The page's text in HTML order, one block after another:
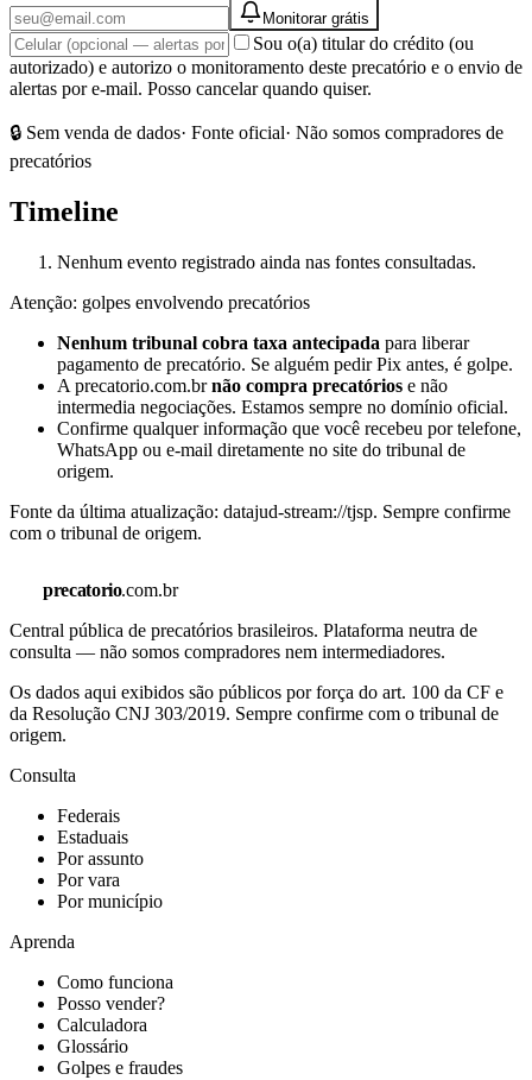
Monitorar grátis
Sou o(a) titular do crédito (ou
autorizado) e autorizo o monitoramento deste precatório e o envio de
alertas por e-mail. Posso cancelar quando quiser.
🔒 Sem venda de dados· Fonte oficial· Não somos compradores de
precatórios
Timeline
Nenhum evento registrado ainda nas fontes consultadas.
Atenção: golpes envolvendo precatórios
Nenhum tribunal cobra taxa antecipada para liberar
pagamento de precatório. Se alguém pedir Pix antes, é golpe.
A precatorio.com.brnão compra precatórios e não
intermedia negociações. Estamos sempre no domínio oficial.
Confirme qualquer informação que você recebeu por telefone,
WhatsApp ou e-mail diretamente no site do tribunal de
origem.
Fonte da última atualização: datajud-stream://tjsp. Sempre confirme
com o tribunal de origem.
precatorio.com.br
Central pública de precatórios brasileiros. Plataforma neutra de
consulta — não somos compradores nem intermediadores.
Os dados aqui exibidos são públicos por força do art. 100 da CF e
da Resolução CNJ 303/2019. Sempre confirme com o tribunal de
origem.
Consulta
Federais
Estaduais
Por assunto
Por vara
Por município
Aprenda
Como funciona
Posso vender?
Calculadora
Glossário
Golpes e fraudes